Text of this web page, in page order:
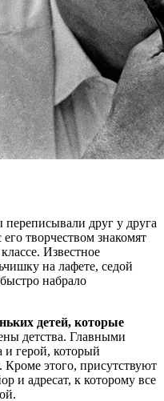
друг у друга
творчеством знакомят
Известное
на лафете, седой
набрало
детей, которые
детства. Главными
и герой, который
Кроме этого, присутствуют
и адресат, к которому все